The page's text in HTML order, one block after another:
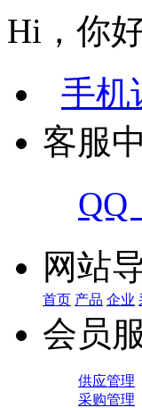
Hi，你
手机
客服
QQ
网站
首页 产品 企业
会员
供应管理
采购管理